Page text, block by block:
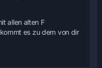
allen alten F
es zu dem von dir